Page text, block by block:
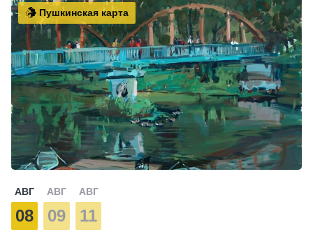
Пушкинская карта
АВГ
08
АВГ
09
АВГ
11